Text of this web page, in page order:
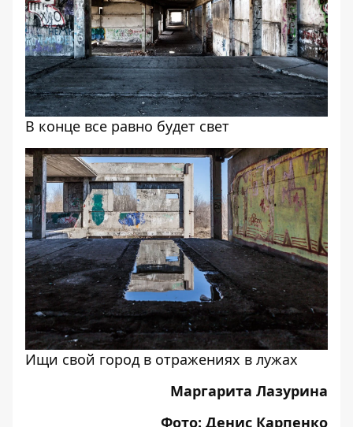
В конце все равно будет свет
Ищи свой город в отражениях в лужах
Маргарита Лазурина
Фото: Денис Карпенко